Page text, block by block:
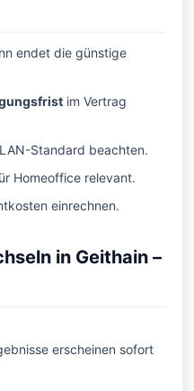
endet die günstige
im Vertrag
Standard beachten.
Homeoffice relevant.
einrechnen.
in Geithain –
erscheinen sofort